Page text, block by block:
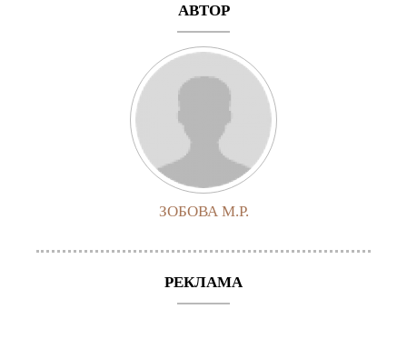
АВТОР
ЗОБОВА М.Р.
РЕКЛАМА